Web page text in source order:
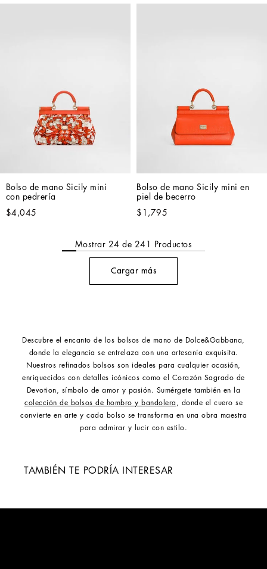
Bolso de mano Sicily mini
con pedrería
$4,045
Bolso de mano Sicily mini en
piel de becerro
$1,795
Mostrar 24 de 241 Productos
Cargar más
Descubre el encanto de los bolsos de mano de Dolce&Gabbana,
donde la elegancia se entrelaza con una artesanía exquisita.
Nuestros refinados bolsos son ideales para cualquier ocasión,
enriquecidos con detalles icónicos como el Corazón Sagrado de
Devotion, símbolo de amor y pasión. Sumérgete también en la
colección de bolsos de hombro y bandolera
, donde el cuero se
convierte en arte y cada bolso se transforma en una obra maestra
para admirar y lucir con estilo.
TAMBIÉN TE PODRÍA INTERESAR